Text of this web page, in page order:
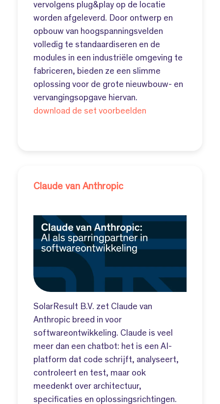
vervolgens plug&play op de locatie
worden afgeleverd. Door ontwerp en
opbouw van hoogspanningsvelden
volledig te standaardiseren en de
modules in een industriële omgeving te
fabriceren, bieden ze een slimme
oplossing voor de grote nieuwbouw- en
vervangingsopgave hiervan.
download de set voorbeelden
Claude van Anthropic
SolarResult B.V. zet Claude van
Anthropic breed in voor
softwareontwikkeling. Claude is veel
meer dan een chatbot: het is een AI-
platform dat code schrijft, analyseert,
controleert en test, maar ook
meedenkt over architectuur,
specificaties en oplossingsrichtingen.